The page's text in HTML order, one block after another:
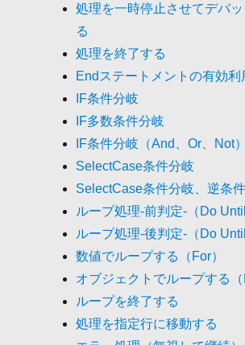
処理を一時停止させてデバ
る
処理を終了する
Endステートメントの有効利
IF条件分岐
IF多数条件分岐
IF条件分岐（And、Or、Not）
SelectCase条件分岐
SelectCase条件分岐、逆条件
ループ処理-前判定-（Do Until
ループ処理-後判定-（Do Until
数値でループする（For）
オブジェクトでループする（
ループを終了する
処理を指定行に移動する